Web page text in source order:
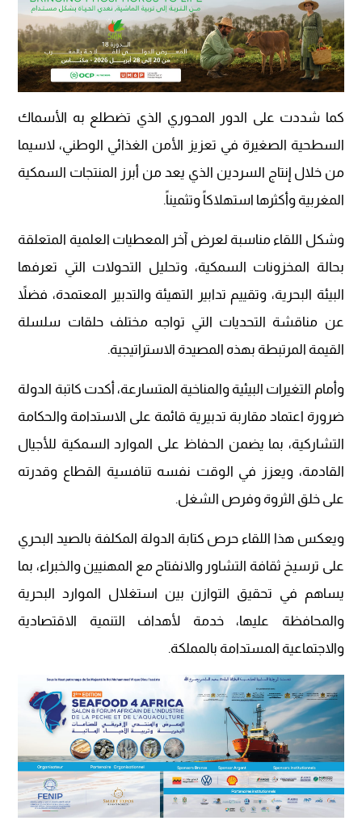
كما شددت على الدور المحوري الذي تضطلع به الأسماك
السطحية الصغيرة في تعزيز الأمن الغذائي الوطني، لاسيما
من خلال إنتاج السردين الذي يعد من أبرز المنتجات السمكية
المغربية وأكثرها استهلاكاً وتثميناً.
وشكل اللقاء مناسبة لعرض آخر المعطيات العلمية المتعلقة
بحالة المخزونات السمكية، وتحليل التحولات التي تعرفها
البيئة البحرية، وتقييم تدابير التهيئة والتدبير المعتمدة، فضلاً
عن مناقشة التحديات التي تواجه مختلف حلقات سلسلة
القيمة المرتبطة بهذه المصيدة الاستراتيجية.
وأمام التغيرات البيئية والمناخية المتسارعة، أكدت كاتبة الدولة
ضرورة اعتماد مقاربة تدبيرية قائمة على الاستدامة والحكامة
التشاركية، بما يضمن الحفاظ على الموارد السمكية للأجيال
القادمة، ويعزز في الوقت نفسه تنافسية القطاع وقدرته
على خلق الثروة وفرص الشغل.
ويعكس هذا اللقاء حرص كتابة الدولة المكلفة بالصيد البحري
على ترسيخ ثقافة التشاور والانفتاح مع المهنيين والخبراء، بما
يساهم في تحقيق التوازن بين استغلال الموارد البحرية
والمحافظة عليها، خدمة لأهداف التنمية الاقتصادية
والاجتماعية المستدامة بالمملكة.